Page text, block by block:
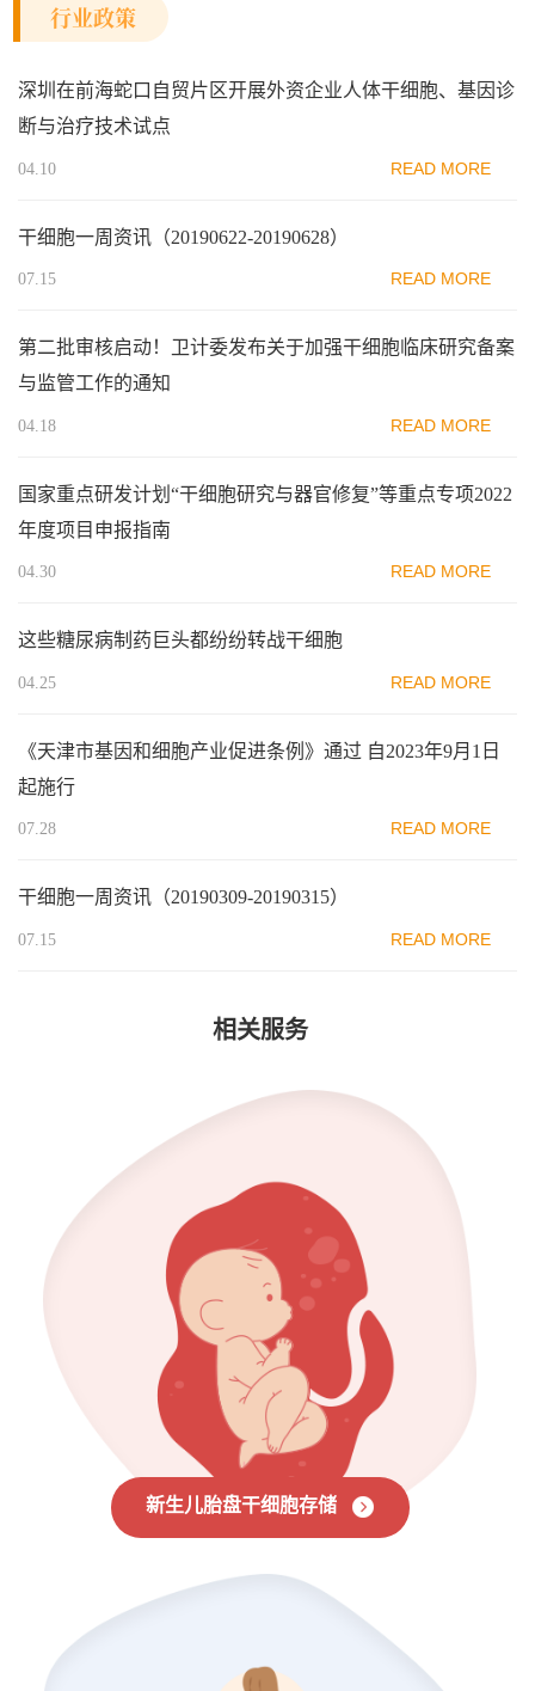
行业政策
深圳在前海蛇口自贸片区开展外资企业人体干细胞、基因诊
断与治疗技术试点
04.10 READ MORE
干细胞一周资讯（20190622-20190628）
07.15 READ MORE
第二批审核启动！卫计委发布关于加强干细胞临床研究备案
与监管工作的通知
04.18 READ MORE
国家重点研发计划“干细胞研究与器官修复”等重点专项2022
年度项目申报指南
04.30 READ MORE
这些糖尿病制药巨头都纷纷转战干细胞
04.25 READ MORE
《天津市基因和细胞产业促进条例》通过 自2023年9月1日
起施行
07.28 READ MORE
干细胞一周资讯（20190309-20190315）
07.15 READ MORE
相关服务
新生儿胎盘干细胞存储